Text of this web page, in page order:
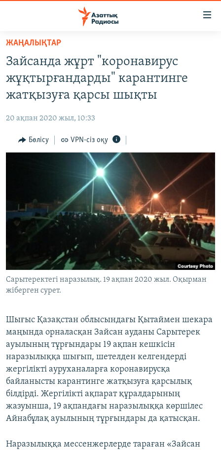
Skip
main
content
to
main
to
AZATTYQTV
АДАМ ҚҰҚЫҚТАРЫ
ӘЛЕУМЕТ
АРНАЙЫ ЖОБАЛАР
Русский
ЖАЗЫЛЫҢЫЗ
Басқа тілдерде
ЖАҢАЛЫҚТАР
Зайсанда жұрт "коронавирус
жұқтырғандарды" карантинге
жатқызуға қарсы шықты
20 ақпан 2020 жыл, 10:33
Бөлісу VPN-сіз оқу
Сарытеректегі наразылық. 19 ақпан 2020 жыл. Оқырман
жіберген сурет.
Шығыс Қазақстан облысындағы Қытаймен шекара
маңында орналасқан Зайсан ауданы Сарытерек
ауылының тұрғындары 19 ақпан кешкісін
наразылыққа шығып, шетелден келгендерді
жергілікті ауруханаларға коронавирусқа
байланысты карантинге жатқызуға қарсылық
білдірді. Жергілікті ақпарат құралдарының
жазуынша, 19 ақпандағы наразылыққа көршілес
Айнабұлақ ауылының тұрғындары да қатысқан.
Наразылыққа мессенжерлерде тараған «Зайсан